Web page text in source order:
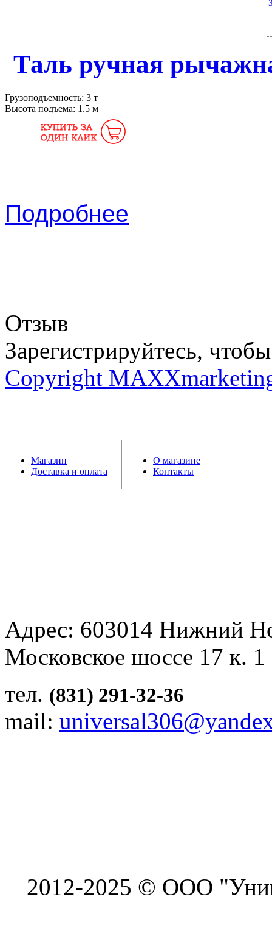
Таль ручная
Грузоподъемность: 3 т
Высота подъема: 1.5 м
Подробнее
Отзыв
Зарегистрируйтесь,
Copyright
Магазин
Доставка и оплата
О магазине
Контакты
Адрес: 603014 Нижний
Московское шоссе 17 к.
тел. (831) 291-32-36
mail:
2012-2025 © ООО